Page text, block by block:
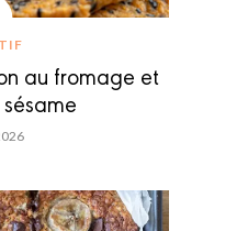
au fromage et